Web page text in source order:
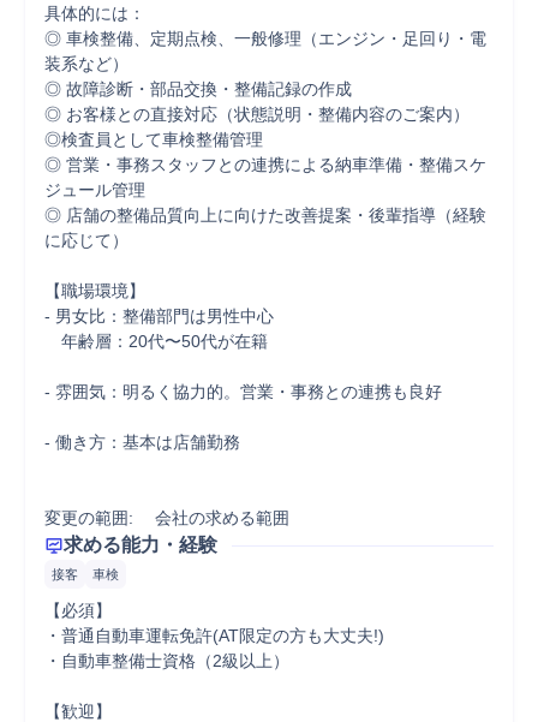
具体的には：
◎ 車検整備、定期点検、一般修理（エンジン・足回り・電
装系など）
◎ 故障診断・部品交換・整備記録の作成
◎ お客様との直接対応（状態説明・整備内容のご案内）
◎検査員として車検整備管理
◎ 営業・事務スタッフとの連携による納車準備・整備スケ
ジュール管理
◎ 店舗の整備品質向上に向けた改善提案・後輩指導（経験
に応じて）
【職場環境】
- 男女比：整備部門は男性中心
年齢層：20代〜50代が在籍
- 雰囲気：明るく協力的。営業・事務との連携も良好
- 働き方：基本は店舗勤務
変更の範囲: 　会社の求める範囲
求める能力・経験
接客 車検
【必須】
・普通自動車運転免許(AT限定の方も大丈夫!)
・自動車整備士資格（2級以上）
【歓迎】